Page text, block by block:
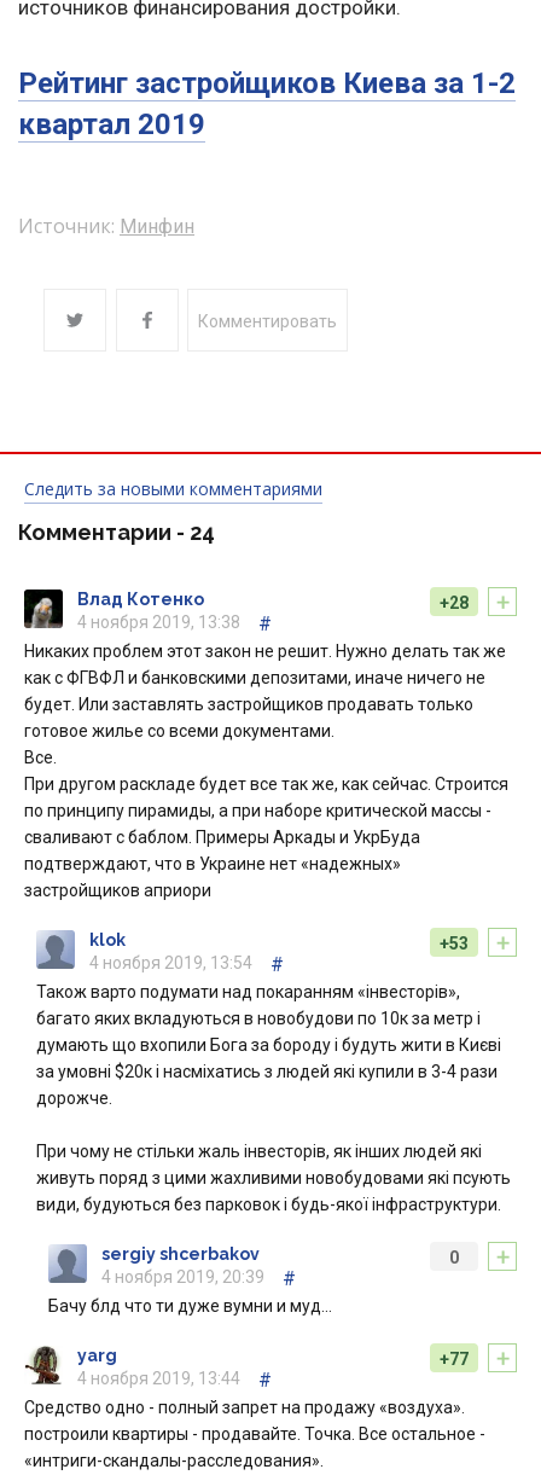
источников финансирования достройки.
Рейтинг застройщиков Киева за 1-2
квартал 2019
Источник: Минфин
Комментировать
Следить за новыми комментариями
Комментарии - 24
+
+28
Влад Котенко
4 ноября 2019, 13:38
#
Никаких проблем этот закон не решит. Нужно делать так же
как с ФГВФЛ и банковскими депозитами, иначе ничего не
будет. Или заставлять застройщиков продавать только
готовое жилье со всеми документами.
Все.
При другом раскладе будет все так же, как сейчас. Строится
по принципу пирамиды, а при наборе критической массы -
сваливают с баблом. Примеры Аркады и УкрБуда
подтверждают, что в Украине нет «надежных»
застройщиков априори
+
+53
klok
4 ноября 2019, 13:54
#
Також варто подумати над покаранням «інвесторів»,
багато яких вкладуються в новобудови по 10к за метр і
думають що вхопили Бога за бороду і будуть жити в Києві
за умовні $20к і насміхатись з людей які купили в 3-4 рази
дорожче.
При чому не стільки жаль інвесторів, як інших людей які
живуть поряд з цими жахливими новобудовами які псують
види, будуються без парковок і будь-якої інфраструктури.
+
0
sergiy shcerbakov
4 ноября 2019, 20:39
#
Бачу блд что ти дуже вумни и муд...
+
+77
yarg
4 ноября 2019, 13:44
#
Средство одно - полный запрет на продажу «воздуха».
построили квартиры - продавайте. Точка. Все остальное -
«интриги-скандалы-расследования».